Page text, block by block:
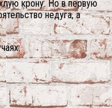
крону. Но в первую
недуга, а